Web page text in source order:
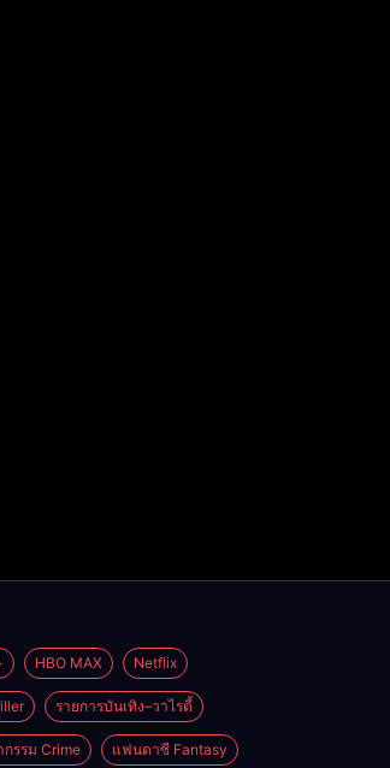
HBO MAX Netflix
รายการบันเทิง–วาไรตี้
รรม Crime แฟนตาซี Fantasy